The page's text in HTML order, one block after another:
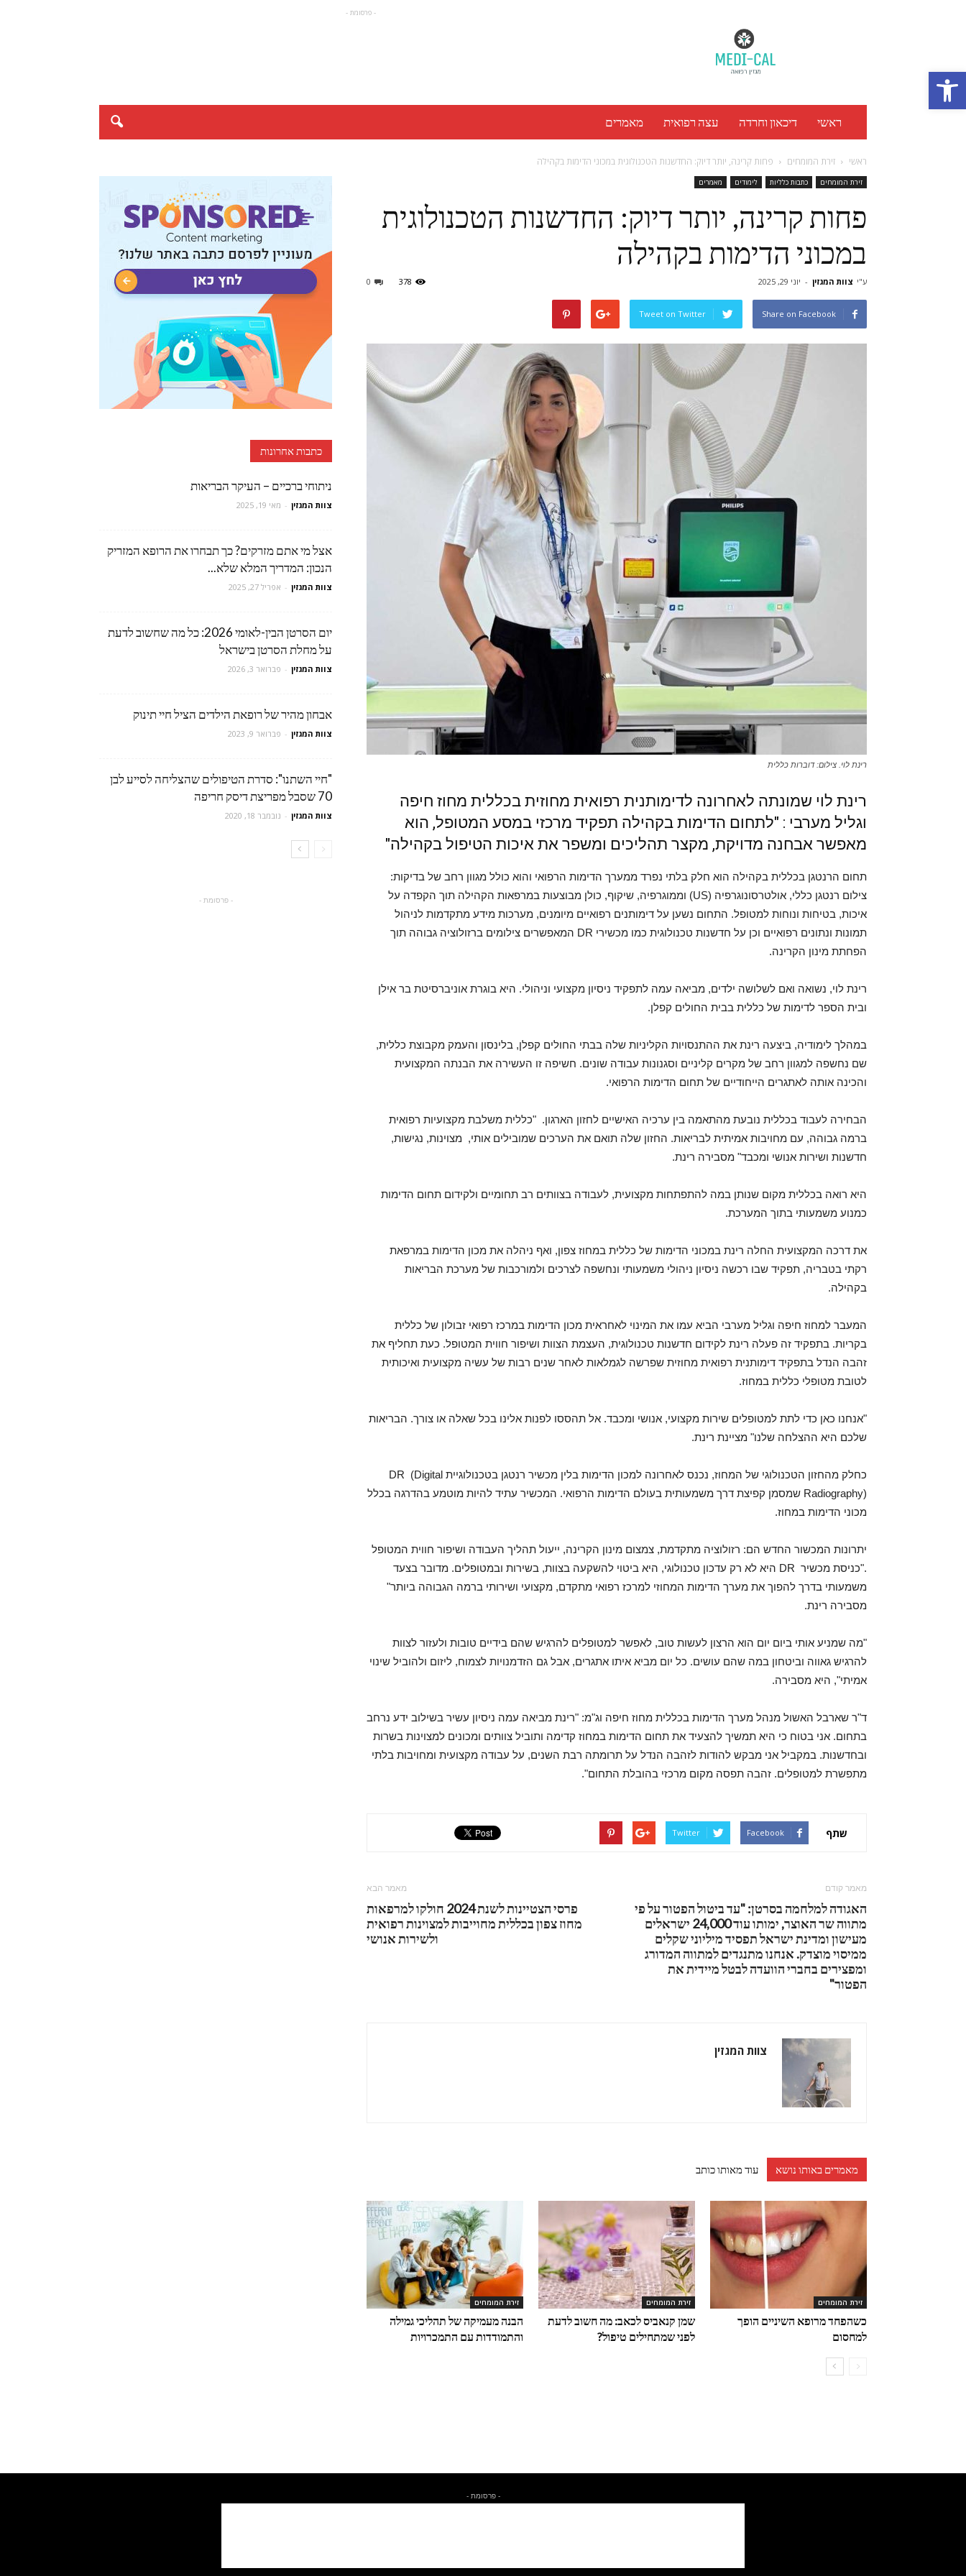
Open toolbar
- פרסומת -
ראשי דיכאון וחרדה עצה רפואית מאמרים
ראשי זירת המומחים פחות קרינה, יותר דיוק: החדשנות הטכנולוגית במכוני הדימות בקהילה
זירת המומחים כתבות כלליות לימודים מאמרים
פחות קרינה, יותר דיוק: החדשנות הטכנולוגית
במכוני הדימות בקהילה
ע"י צוות המגזין - יוני 29, 2025 0 378
Share on Facebook
Tweet on Twitter
רינת לוי. צילום: דוברות כללית
רינת לוי שמונתה לאחרונה לדימותנית רפואית מחוזית בכללית מחוז חיפה
וגליל מערבי : "לתחום הדימות בקהילה תפקיד מרכזי במסע המטופל, הוא
מאפשר אבחנה מדויקת, מקצר תהליכים ומשפר את איכות הטיפול בקהילה"
תחום הרנטגן בכללית בקהילה הוא חלק בלתי נפרד ממערך הדימות הרפואי והוא כולל מגוון רחב של בדיקות:
צילום רנטגן כללי, אולטרסונוגרפיה (US) וממוגרפיה, שיקוף, כולן מבוצעות במרפאות הקהילה תוך הקפדה על
איכות, בטיחות ונוחות למטופל. התחום נשען על דימותנים רפואיים מיומנים, מערכות מידע מתקדמות לניהול
תמונות ונתונים רפואיים וכן על חדשנות טכנולוגית כמו מכשירי DR המאפשרים צילומים ברזולוציה גבוהה תוך
הפחתת מינון הקרינה.
רינת לוי, נשואה ואם לשלושה ילדים, מביאה עמה לתפקיד ניסיון מקצועי וניהולי. היא בוגרת אוניברסיטת בר אילן
ובית הספר לדימות של כללית בבית החולים קפלן.
במהלך לימודיה, ביצעה רינת את ההתנסויות הקליניות שלה בבתי החולים קפלן, בלינסון והעמק מקבוצת כללית,
שם נחשפה למגוון רחב של מקרים קליניים וסגנונות עבודה שונים. חשיפה זו העשירה את הבנתה המקצועית
והכינה אותה לאתגרים הייחודיים של תחום הדימות הרפואי.
הבחירה לעבוד בכללית נובעת מהתאמה בין ערכיה האישיים לחזון הארגון. "כללית משלבת מקצועיות רפואית
ברמה גבוהה, עם מחויבות אמיתית לבריאות. החזון שלה תואם את הערכים שמובילים אותי, מצוינות, נגישות,
חדשנות ושירות אנושי ומכבד" מסבירה רינת.
היא רואה בכללית מקום שנותן במה להתפתחות מקצועית, לעבודה בצוותים רב תחומיים ולקידום תחום הדימות
כמנוע משמעותי בתוך המערכת.
את דרכה המקצועית החלה רינת במכוני הדימות של כללית במחוז צפון, ואף ניהלה את מכון הדימות במרפאת
רקתי בטבריה, תפקיד שבו רכשה ניסיון ניהולי משמעותי ונחשפה לצרכים ולמורכבות של מערכת הבריאות
בקהילה.
המעבר למחוז חיפה וגליל מערבי הביא עמו את המינוי לאחראית מכון הדימות במרכז רפואי זבולון של כללית
בקריות. בתפקיד זה פעלה רינת לקידום חדשנות טכנולוגית, העצמת הצוות ושיפור חווית המטופל. כעת תחליף את
זהבה הנדל בתפקיד דימותנית רפואית מחוזית שפרשה לגמלאות לאחר שנים רבות של עשיה מקצועית ואיכותית
לטובת מטופלי כללית במחוז.
"אנחנו כאן כדי לתת למטופלים שירות מקצועי, אנושי ומכבד. אל תהססו לפנות אלינו בכל שאלה או צורך. הבריאות
שלכם היא ההצלחה שלנו" מציינת רינת.
כחלק מהחזון הטכנולוגי של המחוז, נכנס לאחרונה למכון הדימות בלין מכשיר רנטגן בטכנולוגיית DR (Digital
Radiography) שמסמן קפיצת דרך משמעותית בעולם הדימות הרפואי. המכשיר עתיד להיות מוטמע בהדרגה בכלל
מכוני הדימות במחוז.
יתרונות המכשור החדש הם: רזולוציה מתקדמת, צמצום מינון הקרינה, ייעול תהליך העבודה ושיפור חווית המטופל
."כניסת מכשיר DR היא לא רק עדכון טכנולוגי, היא ביטוי להשקעה בצוות, בשירות ובמטופלים. מדובר בצעד
משמעותי בדרך להפוך את מערך הדימות המחוזי למרכז רפואי מתקדם, מקצועי ושירותי ברמה הגבוהה ביותר"
מסבירה רינת.
"מה שמניע אותי ביום יום הוא הרצון לעשות טוב, לאפשר למטופלים להרגיש שהם בידיים טובות ולעזור לצוות
להרגיש גאווה וביטחון במה שהם עושים. כל יום מביא איתו אתגרים, אבל גם הזדמנויות לצמוח, ליזום ולהוביל שינוי
אמיתי", היא מסבירה.
ד"ר שארבל האשול מנהל מערך הדימות בכללית מחוז חיפה וג"מ: "רינת מביאה עמה ניסיון עשיר בשילוב ידע נרחב
בתחום. אני בטוח כי היא תמשיך להצעיד את תחום הדימות במחוז קדימה ותוביל צוותים ומכונים למצוינות בשרות
ובחדשנות. במקביל אני מבקש להודות לזהבה הנדל על תרומתה רבת השנים, על עבודה מקצועית ומחויבות בלתי
מתפשרת למטופלים. זהבה תפסה מקום מרכזי בהובלת התחום".
שתף Facebook
Twitter
מאמר קודם
האגודה למלחמה בסרטן: "עד ביטול הפטור על פי
מתווה שר האוצר, ימותו עוד 24,000 ישראלים
מעישון ומדינת ישראל תפסיד מיליוני שקלים
ממיסוי מוצדק. אנחנו מתנגדים למתווה המדורג
ומפצירים בחברי הוועדה לבטל מיידית את
הפטור"
מאמר הבא
פרסי הצטיינות לשנת 2024 חולקו למרפאות
מחוז צפון בכללית מחוייבות למצוינות רפואית
ולשירות אנושי
צוות המגזין
מאמרים באותו נושא עוד מאותו כותב
זירת המומחים
כשהפחד מרופא השיניים הופך
למחסום
זירת המומחים
שמן קנאביס לכאב: מה חשוב לדעת
לפני שמתחילים טיפול?
זירת המומחים
הבנה מעמיקה של תהליכי גמילה
והתמודדות עם התמכרויות
כתבות אחרונות
ניתוחי ברכיים – העיקר הבריאות
צוות המגזין - מאי 19, 2025
אצל מי אתם מזרקים? כך תבחרו את הרופא המזריק
הנכון: המדריך המלא שלא...
צוות המגזין - אפריל 27, 2025
יום הסרטן הבין-לאומי 2026: כל מה שחשוב לדעת
על מחלת הסרטן בישראל
צוות המגזין - פברואר 3, 2026
אבחון מהיר של רופאת הילדים הציל חיי תינוק
צוות המגזין - פברואר 9, 2023
"חיי השתנו": סדרת הטיפולים שהצליחה לסייע לבן
70 שסבל מפריצת דיסק חריפה
צוות המגזין - נובמבר 18, 2020
- פרסומת -
- פרסומת -